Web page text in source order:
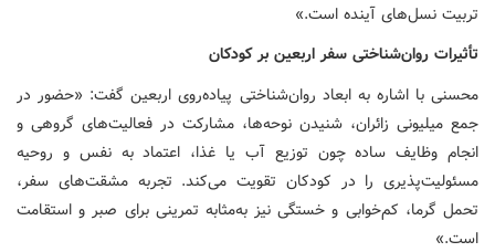
تربیت نسل‌های آینده است.»
تأثیرات روان‌شناختی سفر اربعین بر کودکان
محسنی با اشاره به ابعاد روان‌شناختی پیاده‌روی اربعین گفت: «حضور در
جمع میلیونی زائران، شنیدن نوحه‌ها، مشارکت در فعالیت‌های گروهی و
انجام وظایف ساده چون توزیع آب یا غذا، اعتماد به نفس و روحیه
مسئولیت‌پذیری را در کودکان تقویت می‌کند. تجربه مشقت‌های سفر،
تحمل گرما، کم‌خوابی و خستگی نیز به‌مثابه تمرینی برای صبر و استقامت
است.»